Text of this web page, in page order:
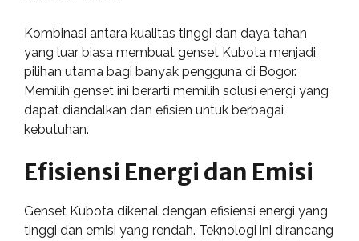
Kombinasi antara kualitas tinggi dan daya tahan
yang luar biasa membuat genset Kubota menjadi
pilihan utama bagi banyak pengguna di Bogor.
Memilih genset ini berarti memilih solusi energi yang
dapat diandalkan dan efisien untuk berbagai
kebutuhan.
Efisiensi Energi dan Emisi
Genset Kubota dikenal dengan efisiensi energi yang
tinggi dan emisi yang rendah. Teknologi ini dirancang